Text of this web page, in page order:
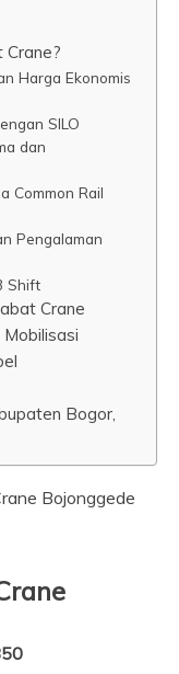
Crane?
Harga Ekonomis
SILO
dan
Common Rail
Pengalaman
Shift
Crane
Bogor,